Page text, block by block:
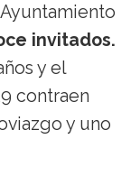
invitados.
y el
contraen
y uno